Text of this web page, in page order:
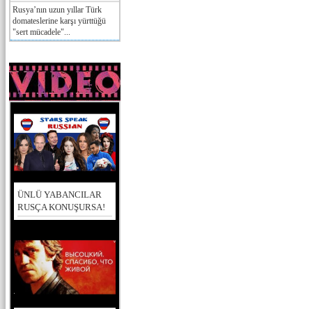
Rusya’nın uzun yıllar Türk
domateslerine karşı yürttüğü
"sert mücadele"...
ÜNLÜ YABANCILAR
RUSÇA KONUŞURSA!